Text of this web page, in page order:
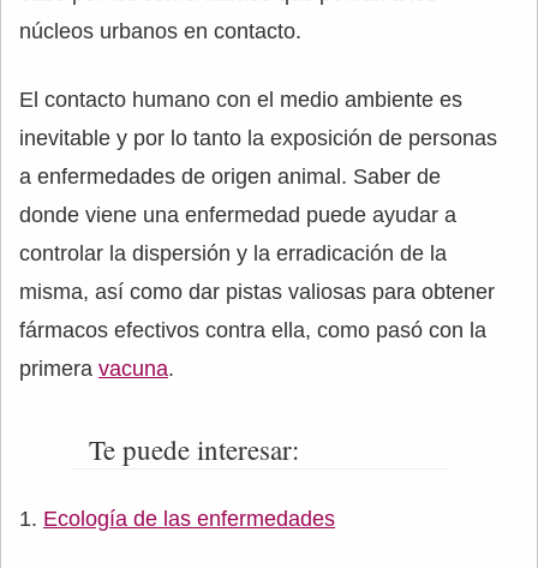
núcleos urbanos en contacto.
El contacto humano con el medio ambiente es
inevitable y por lo tanto la exposición de personas
a enfermedades de origen animal. Saber de
donde viene una enfermedad puede ayudar a
controlar la dispersión y la erradicación de la
misma, así como dar pistas valiosas para obtener
fármacos efectivos contra ella, como pasó con la
primera vacuna.
Te puede interesar:
Ecología de las enfermedades